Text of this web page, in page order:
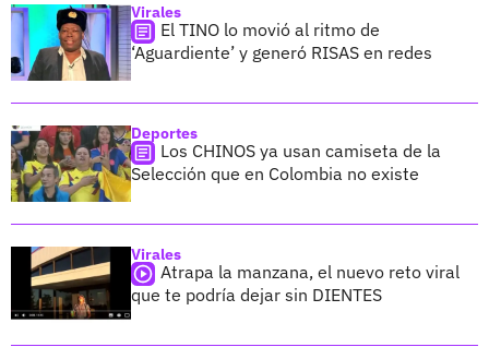
Virales
El TINO lo movió al ritmo de
‘Aguardiente’ y generó RISAS en redes
Deportes
Los CHINOS ya usan camiseta de la
Selección que en Colombia no existe
Virales
Atrapa la manzana, el nuevo reto viral
que te podría dejar sin DIENTES